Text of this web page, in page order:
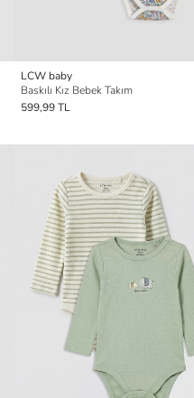
LCW baby
Baskılı Kız Bebek Takım
599,99 TL